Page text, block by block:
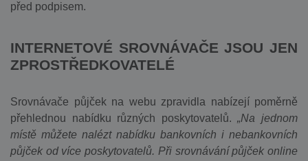
před podpisem.
INTERNETOVÉ SROVNÁVAČE JSOU JEN
ZPROSTŘEDKOVATELÉ
Srovnávače půjček na webu zpravidla nabízejí poměrně
přehlednou nabídku různých poskytovatelů.„Na jednom
místě můžete nalézt nabídku bankovních i nebankovních
půjček od více poskytovatelů. Při srovnávání půjček online